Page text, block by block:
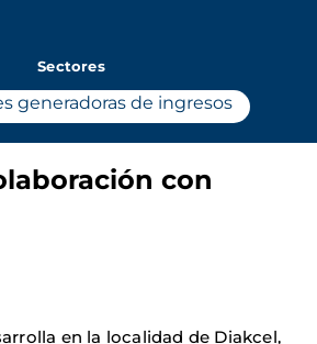
Sectores
generadoras de ingresos
con
en la localidad de Diakcel,